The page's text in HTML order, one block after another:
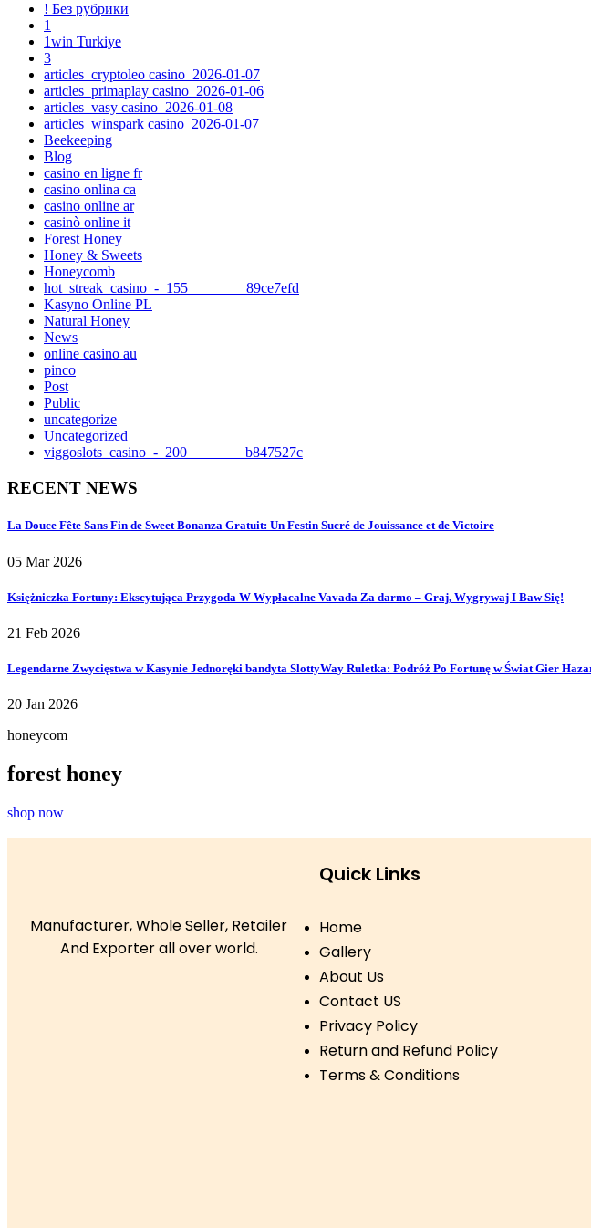
! Без рубрики
1
1win Turkiye
3
articles_cryptoleo casino_2026-01-07
articles_primaplay casino_2026-01-06
articles_vasy casino_2026-01-08
articles_winspark casino_2026-01-07
Beekeeping
Blog
casino en ligne fr
casino onlina ca
casino online ar
casinò online it
Forest Honey
Honey & Sweets
Honeycomb
hot_streak_casino_-_155________89ce7efd
Kasyno Online PL
Natural Honey
News
online casino au
pinco
Post
Public
uncategorize
Uncategorized
viggoslots_casino_-_200________b847527c
RECENT NEWS
La Douce Fête Sans Fin de Sweet Bonanza Gratuit: Un Festin Sucré de Jouissance et de Victoire
05 Mar 2026
Księżniczka Fortuny: Ekscytująca Przygoda W Wypłacalne Vavada Za darmo – Graj, Wygrywaj I Baw Się!
21 Feb 2026
Legendarne Zwycięstwa w Kasynie Jednoręki bandyta SlottyWay Ruletka: Podróż Po Fortunę w Świat Gier
20 Jan 2026
honeycom
forest honey
shop now
Manufacturer, Whole Seller, Retailer
And Exporter all over world.
Quick Links
Home
Gallery
About Us
Contact US
Privacy Policy
Return and Refund Policy
Terms & Conditions